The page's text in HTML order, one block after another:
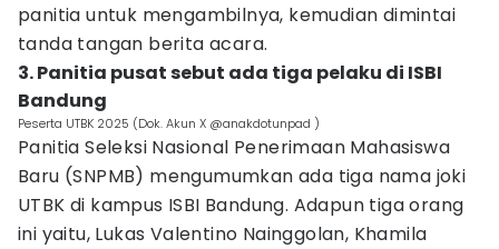
panitia untuk mengambilnya, kemudian dimintai
tanda tangan berita acara.
3. Panitia pusat sebut ada tiga pelaku di ISBI
Bandung
Peserta UTBK 2025 (Dok. Akun X @anakdotunpad )
Panitia Seleksi Nasional Penerimaan Mahasiswa
Baru (SNPMB) mengumumkan ada tiga nama joki
UTBK di kampus ISBI Bandung. Adapun tiga orang
ini yaitu, Lukas Valentino Nainggolan, Khamila